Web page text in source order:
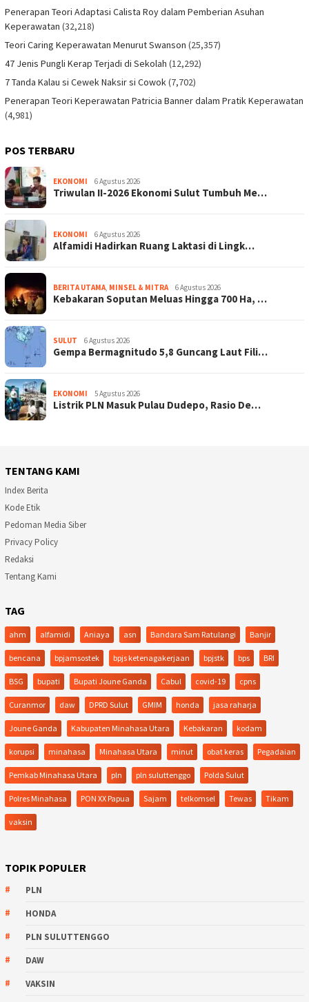
Penerapan Teori Adaptasi Calista Roy dalam Pemberian Asuhan
Keperawatan (32,218)
Teori Caring Keperawatan Menurut Swanson (25,357)
47 Jenis Pungli Kerap Terjadi di Sekolah (12,292)
7 Tanda Kalau si Cewek Naksir si Cowok(7,702)
Penerapan Teori Keperawatan Patricia Banner dalam Pratik Keperawatan
(4,981)
POS TERBARU
EKONOMI 6 Agustus 2026
Triwulan II-2026 Ekonomi Sulut Tumbuh Me…
EKONOMI 6 Agustus 2026
Alfamidi Hadirkan Ruang Laktasi di Lingk…
BERITA UTAMA, MINSEL & MITRA 6 Agustus 2026
Kebakaran Soputan Meluas Hingga 700 Ha, …
SULUT 6 Agustus 2026
Gempa Bermagnitudo 5,8 Guncang Laut Fili…
EKONOMI 5 Agustus 2026
Listrik PLN Masuk Pulau Dudepo, Rasio De…
TENTANG KAMI
Index Berita
Kode Etik
Pedoman Media Siber
Privacy Policy
Redaksi
Tentang Kami
TAG
ahm alfamidi Aniaya asn Bandara Sam Ratulangi Banjir
bencana bpjamsostek bpjs ketenagakerjaan bpjstk bps BRI
BSG bupati Bupati Joune Ganda Cabul covid-19 cpns
Curanmor daw DPRD Sulut GMIM honda jasa raharja
Joune Ganda Kabupaten Minahasa Utara Kebakaran kodam
korupsi minahasa Minahasa Utara minut obat keras Pegadaian
Pemkab Minahasa Utara pln pln suluttenggo Polda Sulut
Polres Minahasa PON XX Papua Sajam telkomsel Tewas Tikam
vaksin
TOPIK POPULER
PLN
HONDA
PLN SULUTTENGGO
DAW
VAKSIN